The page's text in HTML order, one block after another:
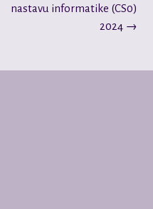
nastavu informatike (CS0)
2024 →